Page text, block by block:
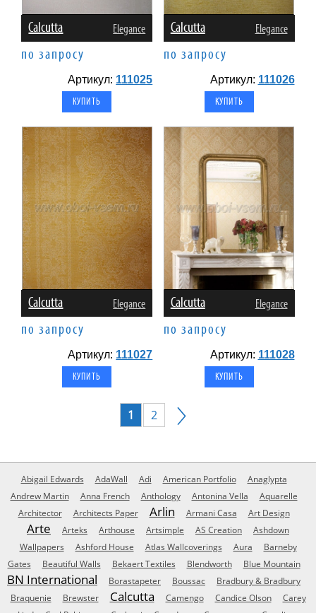
Calcutta Elegance
по запросу
Артикул: 111025
Calcutta Elegance
по запросу
Артикул: 111026
Calcutta Elegance
по запросу
Артикул: 111027
Calcutta Elegance
по запросу
Артикул: 111028
1 2
Abigail Edwards AdaWall Adi American Portfolio
Anaglypta
Andrew Martin
Anna French Anthology Antonina Vella
Aquarelle
Architector
Architects Paper Arlin Armani Casa Art Design
Arte Arteks Arthouse Artsimple AS Creation
Ashdown
Wallpapers
Ashford House Atlas Wallcoverings Aura
Barneby
Gates
Beautiful Walls Bekaert Textiles Blendworth Blue Mountain
BN International Borastapeter Boussac
Bradbury & Bradbury
Braquenie
Brewster Calcutta Camengo Candice Olson
Carey